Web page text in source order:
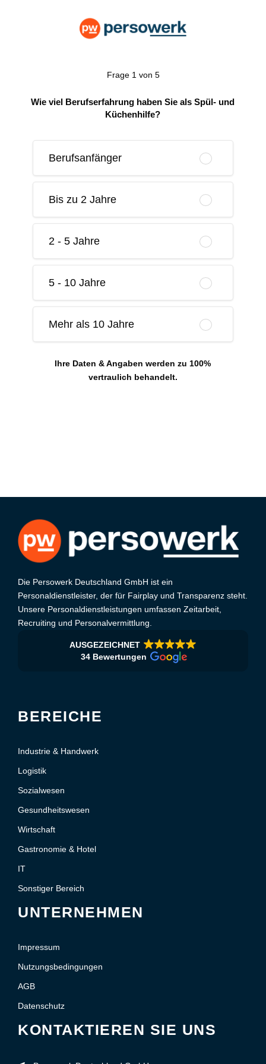
Frage 1 von 5
Wie viel Berufserfahrung haben Sie als Spül- und
Küchenhilfe?
Berufsanfänger
Bis zu 2 Jahre
2 - 5 Jahre
5 - 10 Jahre
Mehr als 10 Jahre
Ihre Daten & Angaben werden zu 100%
vertraulich behandelt.
Die Persowerk Deutschland GmbH ist ein
Personaldienstleister, der für Fairplay und Transparenz steht.
Unsere Personaldienstleistungen umfassen Zeitarbeit,
Recruiting und Personalvermittlung.
AUSGEZEICHNET
34 Bewertungen
BEREICHE
Industrie & Handwerk
Logistik
Sozialwesen
Gesundheitswesen
Wirtschaft
Gastronomie & Hotel
IT
Sonstiger Bereich
UNTERNEHMEN
Impressum
Nutzungsbedingungen
AGB
Datenschutz
KONTAKTIEREN SIE UNS